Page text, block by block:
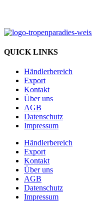
QUICK LINKS
Händlerbereich
Export
Kontakt
Über uns
AGB
Datenschutz
Impressum
Händlerbereich
Export
Kontakt
Über uns
AGB
Datenschutz
Impressum